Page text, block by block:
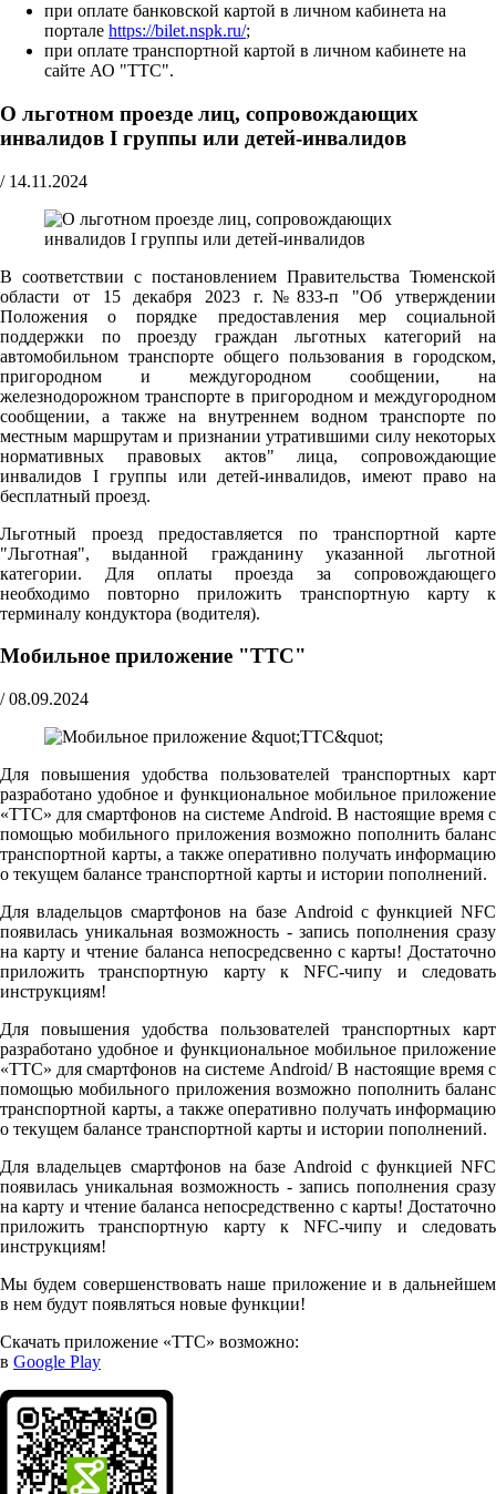
при оплате банковской картой в личном кабинета на
портале https://bilet.nspk.ru/;
при оплате транспортной картой в личном кабинете на
сайте АО "ТТС".
О льготном проезде лиц, сопровождающих
инвалидов I группы или детей-инвалидов
/ 14.11.2024
В соответствии с постановлением Правительства Тюменской
области от 15 декабря 2023 г.№833-п "Об утверждении
Положения о порядке предоставления мер социальной
поддержки по проезду граждан льготных категорий на
автомобильном транспорте общего пользования в городском,
пригородном и междугородном сообщении, на
железнодорожном транспорте в пригородном и междугородном
сообщении, а также на внутреннем водном транспорте по
местным маршрутам и признании утратившими силу некоторых
нормативных правовых актов" лица, сопровождающие
инвалидов I группы или детей-инвалидов, имеют право на
бесплатный проезд.
Льготный проезд предоставляется по транспортной карте
"Льготная", выданной гражданину указанной льготной
категории. Для оплаты проезда за сопровождающего
необходимо повторно приложить транспортную карту к
терминалу кондуктора (водителя).
Мобильное приложение "ТТС"
/ 08.09.2024
Для повышения удобства пользователей транспортных карт
разработано удобное и функциональное мобильное приложение
«ТТС» для смартфонов на системе Android. В настоящие время с
помощью мобильного приложения возможно пополнить баланс
транспортной карты, а также оперативно получать информацию
о текущем балансе транспортной карты и истории пополнений.
Для владельцов смартфонов на базе Android с функцией NFC
появилась уникальная возможность - запись пополнения сразу
на карту и чтение баланса непосредсвенно с карты! Достаточно
приложить транспортную карту к NFC-чипу и следовать
инструкциям!
Для повышения удобства пользователей транспортных карт
разработано удобное и функциональное мобильное приложение
«ТТС» для смартфонов на системе Android/ В настоящие время с
помощью мобильного приложения возможно пополнить баланс
транспортной карты, а также оперативно получать информацию
о текущем балансе транспортной карты и истории пополнений.
Для владельцев смартфонов на базе Android с функцией NFC
появилась уникальная возможность - запись пополнения сразу
на карту и чтение баланса непосредственно с карты! Достаточно
приложить транспортную карту к NFC-чипу и следовать
инструкциям!
Мы будем совершенствовать наше приложение и в дальнейшем
в нем будут появляться новые функции!
Скачать приложение «ТТС» возможно:
в Google Play